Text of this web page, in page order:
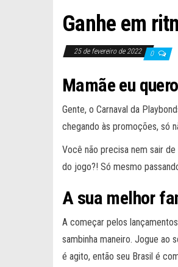
Ganhe em
25 de fevereiro de 2022 0
Mamãe eu
Gente, o Carnaval da
chegando às promoções, só
Você não precisa nem sair
do jogo?! Só mesmo
A sua melhor
A começar pelos
sambinha maneiro. Jogue ao
é agito, então seu Brasil é